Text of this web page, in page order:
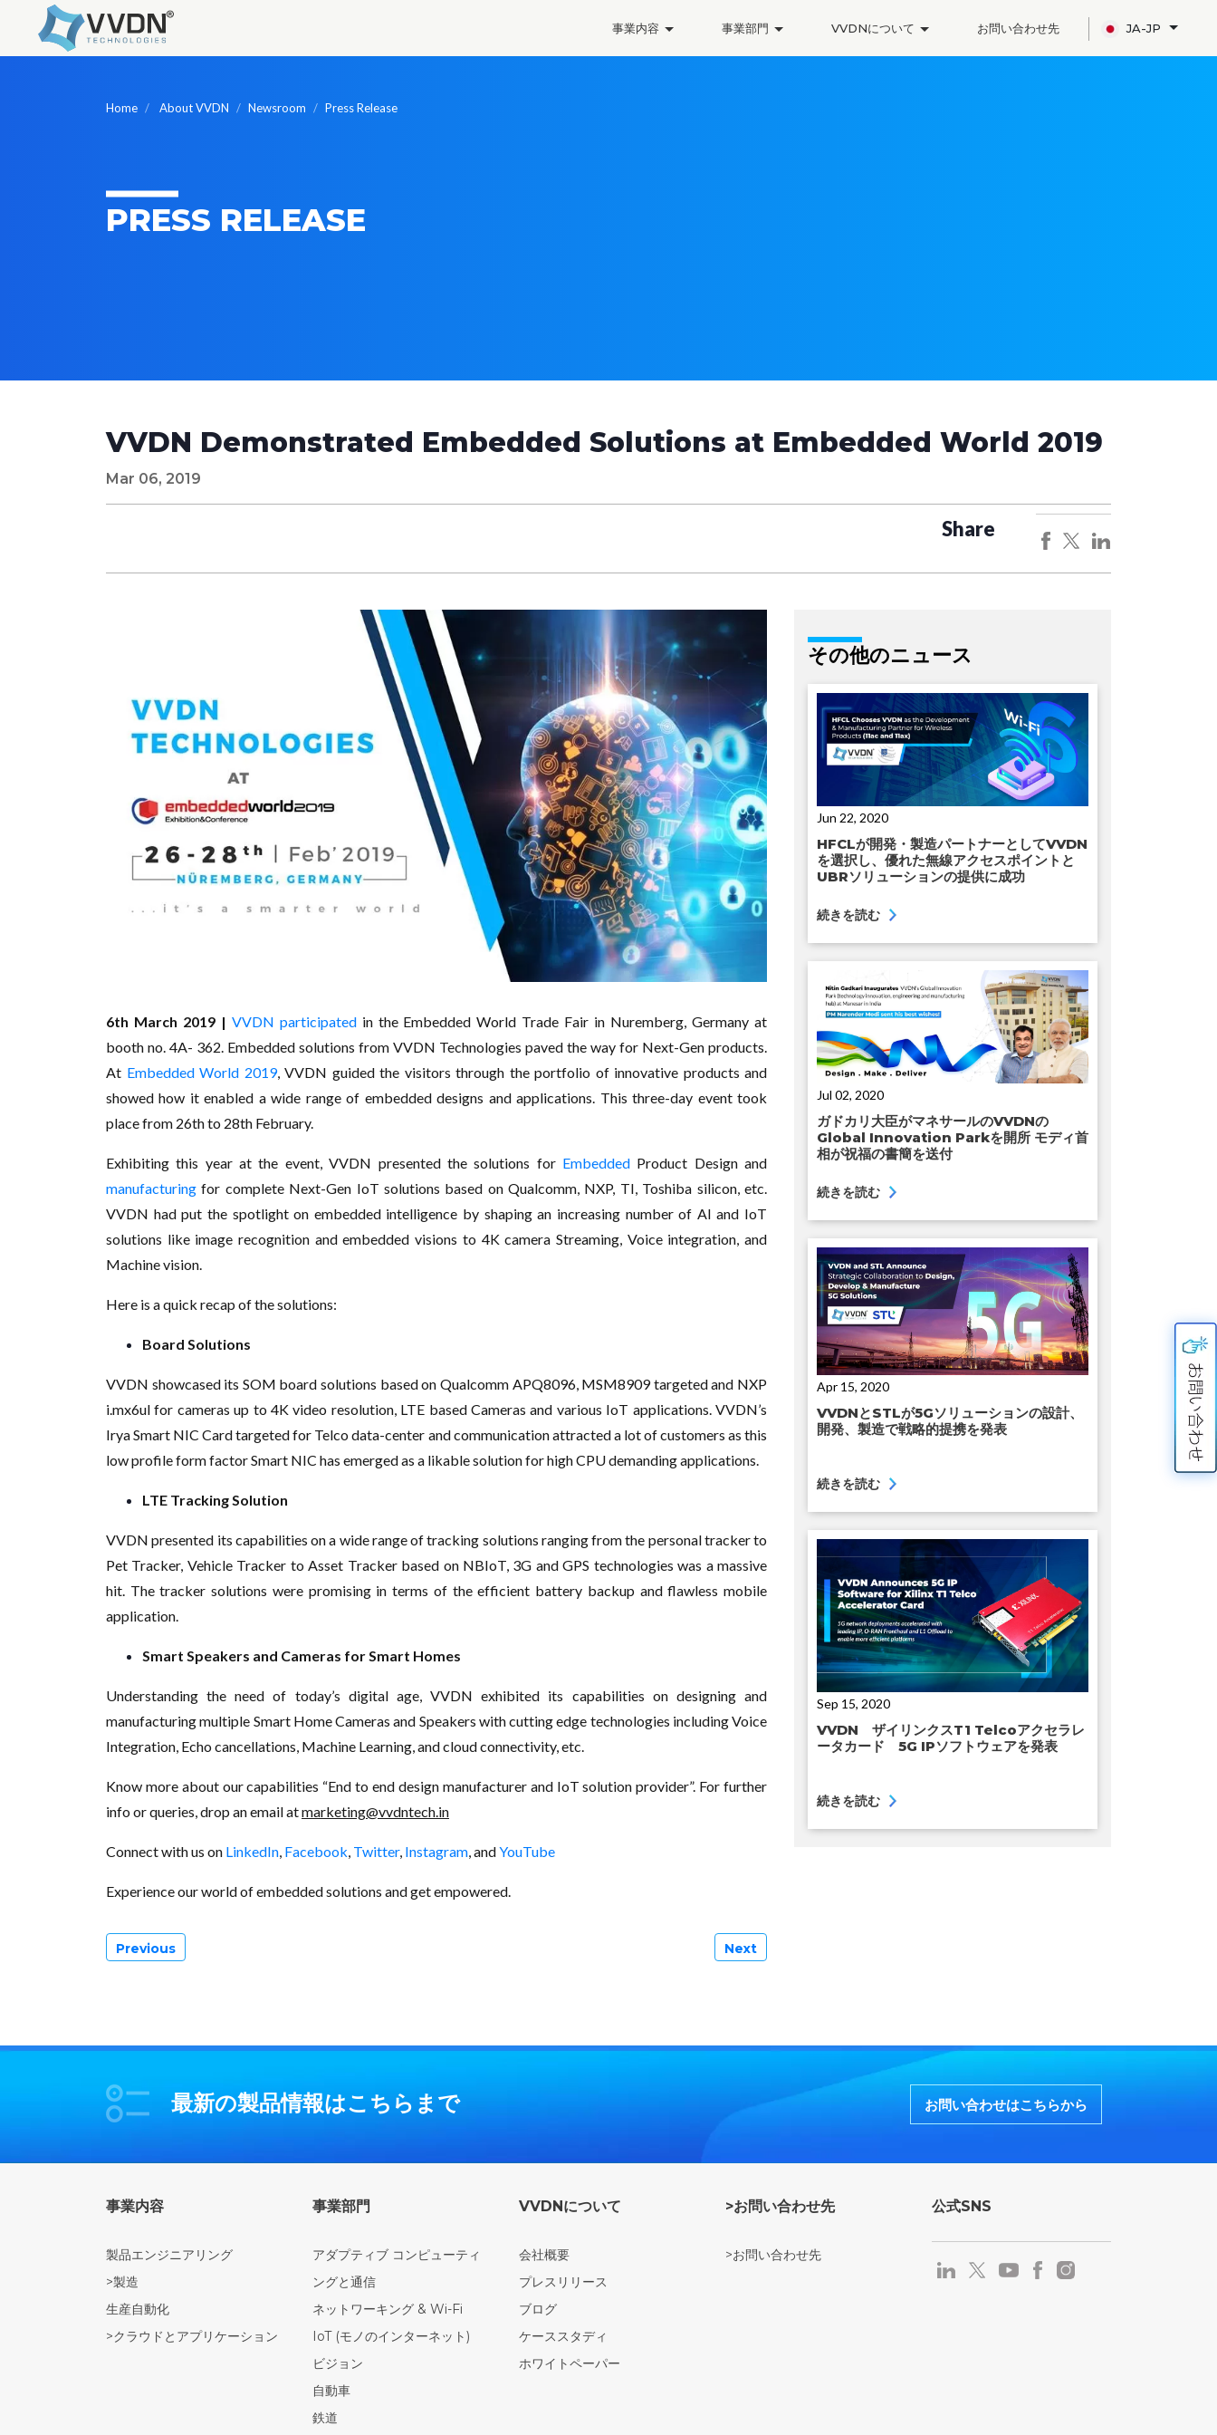
事業内容 事業部門 VVDNについて お問い合わせ先 JA-JP
PRESS RELEASE
Home About VVDN Newsroom Press Release
VVDN Demonstrated Embedded Solutions at Embedded World 2019
Mar 06, 2019
Share
6th March 2019 | VVDN participatedin the Embedded World Trade Fair in Nuremberg, Germany at
booth no. 4A- 362. Embedded solutions from VVDN Technologies paved the way for Next-Gen products.
At Embedded World 2019, VVDN guided the visitors through the portfolio of innovative products and
showed how it enabled a wide range of embedded designs and applications. This three-day event took
place from 26th to 28th February.
Exhibiting this year at the event, VVDN presented the solutions for EmbeddedProduct Design and
manufacturing for complete Next-Gen IoT solutions based on Qualcomm, NXP, TI, Toshiba silicon, etc.
VVDN had put the spotlight on embedded intelligence by shaping an increasing number of AI and IoT
solutions like image recognition and embedded visions to 4K camera Streaming, Voice integration, and
Machine vision.
Here is a quick recap of the solutions:
Board Solutions
VVDN showcased its SOM board solutions based on Qualcomm APQ8096, MSM8909 targeted and NXP
i.mx6ul for cameras up to 4K video resolution, LTE based Cameras and various IoT applications. VVDN’s
Irya Smart NIC Card targeted for Telco data-center and communication attracted a lot of customers as this
low profile form factor Smart NIC has emerged as a likable solution for high CPU demanding applications.
LTE Tracking Solution
VVDN presented its capabilities on a wide range of tracking solutions ranging from the personal tracker to
Pet Tracker, Vehicle Tracker to Asset Tracker based on NBIoT, 3G and GPS technologies was a massive
hit. The tracker solutions were promising in terms of the efficient battery backup and flawless mobile
application.
Smart Speakers and Cameras for Smart Homes
Understanding the need of today’s digital age, VVDN exhibited its capabilities on designing and
manufacturing multiple Smart Home Cameras and Speakers with cutting edge technologies including Voice
Integration, Echo cancellations, Machine Learning, and cloud connectivity, etc.
Know more about our capabilities “End to end design manufacturer and IoT solution provider”. For further
info or queries, drop an email atmarketing@vvdntech.in
Connect with us on LinkedIn Facebook Twitter, Instagram , andYouTube
Experience our world of embedded solutions and get empowered.
Previous Next
その他のニュース
Jun 22, 2020
HFCLが開発・製造パートナーとしてVVDN
を選択し、優れた無線アクセスポイントと
UBRソリューションの提供に成功
続きを読む
Jul 02, 2020
ガドカリ大臣がマネサールのVVDNの
Global Innovation Parkを開所 モディ首
相が祝福の書簡を送付
続きを読む
Apr 15, 2020
VVDNとSTLが5Gソリューションの設計、
開発、製造で戦略的提携を発表
続きを読む
Sep 15, 2020
VVDN ザイリンクスT1 Telcoアクセラレ
ータカード 5G IPソフトウェアを発表
続きを読む
最新の製品情報はこちらまで お問い合わせはこちらから
事業内容
製品エンジニアリング
>製造
生産自動化
>クラウドとアプリケーション
事業部門
アダプティブ コンピューティ
ングと通信
ネットワーキング & Wi-Fi
IoT (モノのインターネット)
ビジョン
自動車
鉄道
VVDNについて
会社概要
プレスリリース
ブログ
ケーススタディ
ホワイトペーパー
>お問い合わせ先
>お問い合わせ先
公式SNS